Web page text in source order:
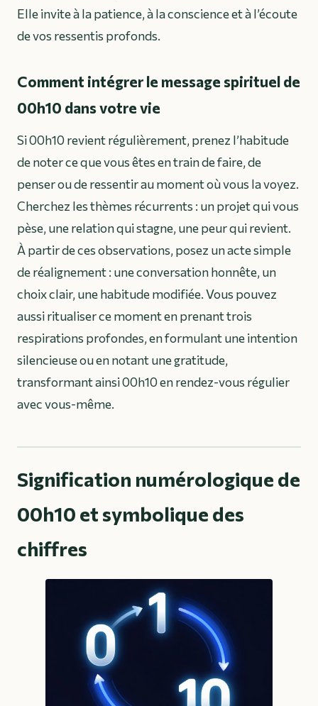
Elle invite à la patience, à la conscience et à l’écoute
de vos ressentis profonds.
Comment intégrer le message spirituel de
00h10 dans votre vie
Si 00h10 revient régulièrement, prenez l’habitude
de noter ce que vous êtes en train de faire, de
penser ou de ressentir au moment où vous la voyez.
Cherchez les thèmes récurrents : un projet qui vous
pèse, une relation qui stagne, une peur qui revient.
À partir de ces observations, posez un acte simple
de réalignement : une conversation honnête, un
choix clair, une habitude modifiée. Vous pouvez
aussi ritualiser ce moment en prenant trois
respirations profondes, en formulant une intention
silencieuse ou en notant une gratitude,
transformant ainsi 00h10 en rendez-vous régulier
avec vous-même.
Signification numérologique de
00h10 et symbolique des
chiffres